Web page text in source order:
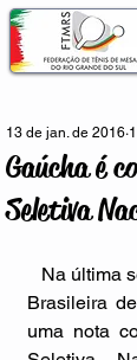
Gaúcha é
Seletiva
13 de jan. de 2016
Brasileira
uma nota